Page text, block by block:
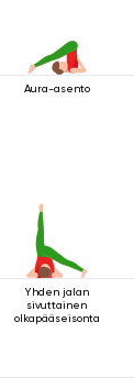
Aura-asento
Yhden jalan
sivuttainen
olkapääseisonta